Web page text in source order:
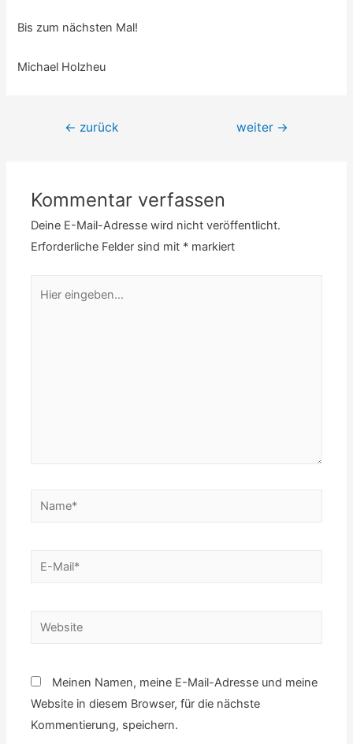
Bis zum nächsten Mal!
Michael Holzheu
Beitrags-
← zurück weiter →
Kommentar verfassen
Deine E-Mail-Adresse wird nicht veröffentlicht.
Erforderliche Felder sind mit * markiert
eingeben…
Name*
E-
Website
Meinen Namen, meine E-Mail-Adresse und meine
Website in diesem Browser, für die nächste
Kommentierung, speichern.